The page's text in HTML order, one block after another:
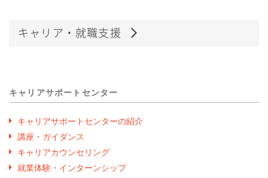
キャリア・就職支援
キャリアサポートセンター
キャリアサポートセンターの紹介
講座・ガイダンス
キャリアカウンセリング
就業体験・インターンシップ